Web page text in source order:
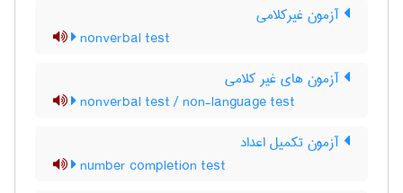
آزمون غیرکلامی
nonverbal test
آزمون های غیر کلامی
nonverbal test / non-language test
آزمون تکمیل اعداد
number completion test